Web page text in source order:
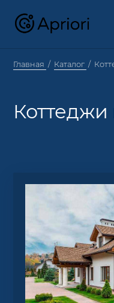
Главная Каталог